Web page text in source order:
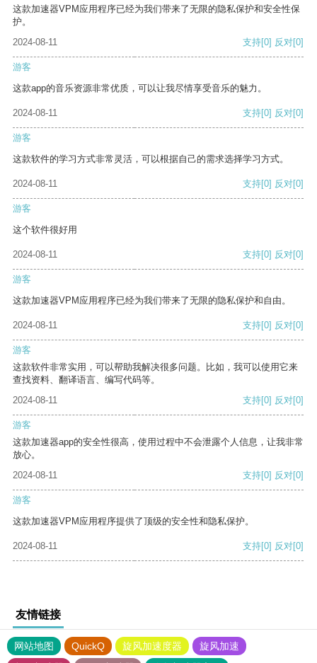
这款加速器VPM应用程序已经为我们带来了无限的隐私保护和安全性保
护。
2024-08-11
支持[0] 反对[0]
游客
这款app的音乐资源非常优质，可以让我尽情享受音乐的魅力。
2024-08-11 支持[0] 反对[0]
游客
这款软件的学习方式非常灵活，可以根据自己的需求选择学习方式。
2024-08-11 支持[0] 反对[0]
游客
这个软件很好用
2024-08-11 支持[0] 反对[0]
游客
这款加速器VPM应用程序已经为我们带来了无限的隐私保护和自由。
2024-08-11 支持[0] 反对[0]
游客
这款软件非常实用，可以帮助我解决很多问题。比如，我可以使用它来
查找资料、翻译语言、编写代码等。
2024-08-11
支持[0] 反对[0]
游客
这款加速器app的安全性很高，使用过程中不会泄露个人信息，让我非常
放心。
2024-08-11
支持[0] 反对[0]
游客
这款加速器VPM应用程序提供了顶级的安全性和隐私保护。
2024-08-11 支持[0] 反对[0]
友情链接
网站地图 QuickQ 旋风加速度器
旋风加速